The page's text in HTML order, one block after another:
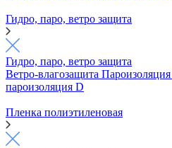
Гидро, паро, ветро защита
Гидро, паро, ветро защита
Ветро-влагозащита Пароизоляция
пароизоляция D
Пленка полиэтиленовая